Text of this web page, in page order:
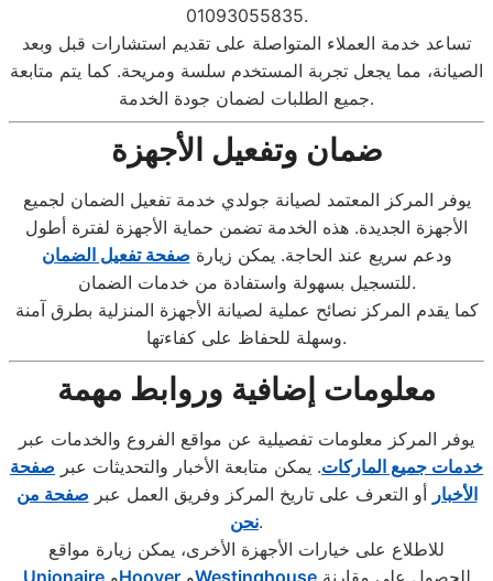
01093055835.
تساعد خدمة العملاء المتواصلة على تقديم استشارات قبل وبعد
الصيانة، مما يجعل تجربة المستخدم سلسة ومريحة. كما يتم متابعة
جميع الطلبات لضمان جودة الخدمة.
ضمان وتفعيل الأجهزة
يوفر المركز المعتمد لصيانة جولدي خدمة تفعيل الضمان لجميع
الأجهزة الجديدة. هذه الخدمة تضمن حماية الأجهزة لفترة أطول
ودعم سريع عند الحاجة. يمكن زيارة صفحة تفعيل الضمان
للتسجيل بسهولة واستفادة من خدمات الضمان.
كما يقدم المركز نصائح عملية لصيانة الأجهزة المنزلية بطرق آمنة
وسهلة للحفاظ على كفاءتها.
معلومات إضافية وروابط مهمة
يوفر المركز معلومات تفصيلية عن مواقع الفروع والخدمات عبر
خدمات جميع الماركات. يمكن متابعة الأخبار والتحديثات عبر صفحة
الأخبار أو التعرف على تاريخ المركز وفريق العمل عبر صفحة من
نحن.
للاطلاع على خيارات الأجهزة الأخرى، يمكن زيارة مواقع
Unionaire وHoover وWestinghouseللحصول على مقارنة